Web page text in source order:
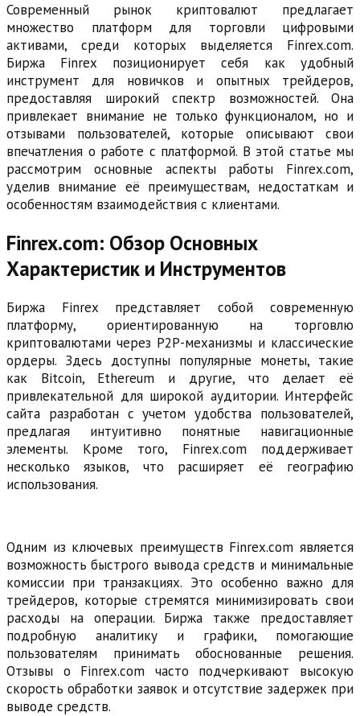
Современный рынок криптовалют предлагает
множество платформ для торговли цифровыми
активами, среди которых выделяется Finrex.com.
Биржа Finrex позиционирует себя как удобный
инструмент для новичков и опытных трейдеров,
предоставляя широкий спектр возможностей. Она
привлекает внимание не только функционалом, но и
отзывами пользователей, которые описывают свои
впечатления о работе с платформой. В этой статье мы
рассмотрим основные аспекты работы Finrex.com,
уделив внимание её преимуществам, недостаткам и
особенностям взаимодействия с клиентами.
Finrex.com: Обзор Основных
Характеристик и Инструментов
Биржа Finrex представляет собой современную
платформу, ориентированную на торговлю
криптовалютами через P2P-механизмы и классические
ордеры. Здесь доступны популярные монеты, такие
как Bitcoin, Ethereum и другие, что делает её
привлекательной для широкой аудитории. Интерфейс
сайта разработан с учетом удобства пользователей,
предлагая интуитивно понятные навигационные
элементы. Кроме того, Finrex.com поддерживает
несколько языков, что расширяет её географию
использования.
Одним из ключевых преимуществ Finrex.com является
возможность быстрого вывода средств и минимальные
комиссии при транзакциях. Это особенно важно для
трейдеров, которые стремятся минимизировать свои
расходы на операции. Биржа также предоставляет
подробную аналитику и графики, помогающие
пользователям принимать обоснованные решения.
Отзывы о Finrex.com часто подчеркивают высокую
скорость обработки заявок и отсутствие задержек при
выводе средств.